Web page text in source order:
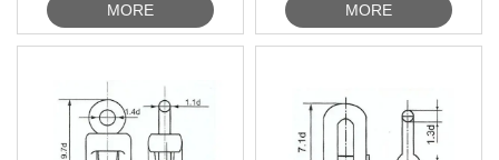
MORE MORE